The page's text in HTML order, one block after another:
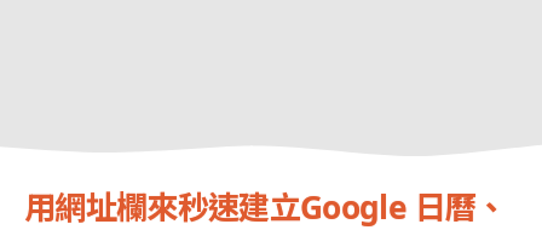
用網址欄來秒速建立Google 日曆、